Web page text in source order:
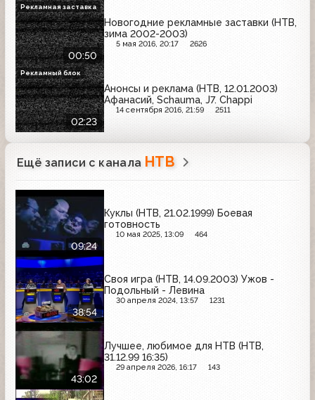
00:50
Новогодние рекламные заставки (НТВ,
зима 2002-2003)
5 мая 2016, 20:17 2626
Рекламная заставка
02:23
Анонсы и реклама (НТВ, 12.01.2003)
Афанасий, Schauma, J7. Chappi
14 сентября 2016, 21:59 2511
Рекламный блок
Ещё записи с канала НТВ
09:24
Куклы (НТВ, 21.02.1999) Боевая
готовность
10 мая 2025, 13:09 464
38:54
Своя игра (НТВ, 14.09.2003) Ужов -
Подольный - Левина
30 апреля 2024, 13:57 1231
43:02
Лучшее, любимое для НТВ (НТВ,
31.12.99 16:35)
29 апреля 2026, 16:17 143